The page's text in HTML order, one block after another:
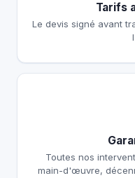
Tarifs
Le devis signé avant
Toutes nos
main-d'œuvre,